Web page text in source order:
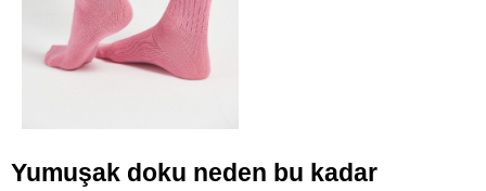
Yumuşak doku neden bu kadar